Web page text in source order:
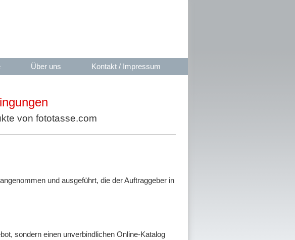
Über uns Kontakt / Impressum
von fototasse.com
und ausgeführt, die der Auftraggeber in
sondern einen unverbindlichen Online-Katalog